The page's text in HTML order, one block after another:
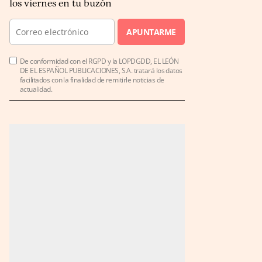
los viernes en tu buzón
APUNTARME
De conformidad con el RGPD y la LOPDGDD, EL LEÓN
DE EL ESPAÑOL PUBLICACIONES, S.A. tratará los datos
facilitados con la finalidad de remitirle noticias de
actualidad.